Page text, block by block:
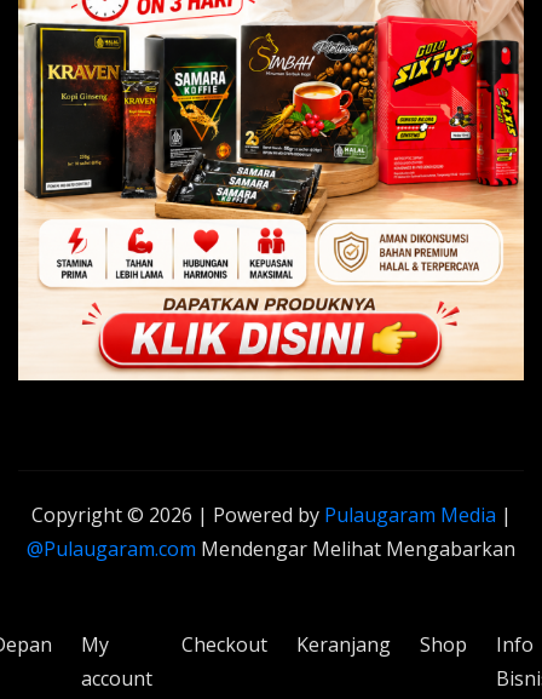
Copyright © 2026 | Powered by Pulaugaram Media |
@Pulaugaram.com Mendengar Melihat Mengabarkan
My
account
Checkout Keranjang Shop
Info